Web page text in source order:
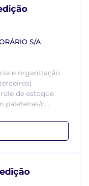
S/A
e organização
de estoque
paleteiras/c...